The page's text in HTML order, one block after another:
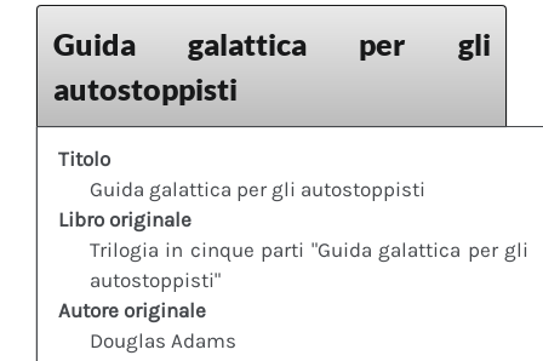
Guida galattica per gli
autostoppisti
Titolo
Guida galattica per gli autostoppisti
Libro originale
Trilogia in cinque parti "Guida galattica per gli
autostoppisti"
Autore originale
Douglas Adams